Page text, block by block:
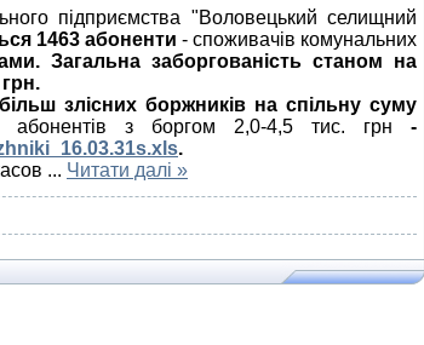
підприємства "Воловецький селищний
1463 абоненти - споживачів комунальних
Загальна заборгованість станом на
злісних боржників на спільну суму
з боргом 2,0-4,5 тис. грн -
.
... Читати далі »